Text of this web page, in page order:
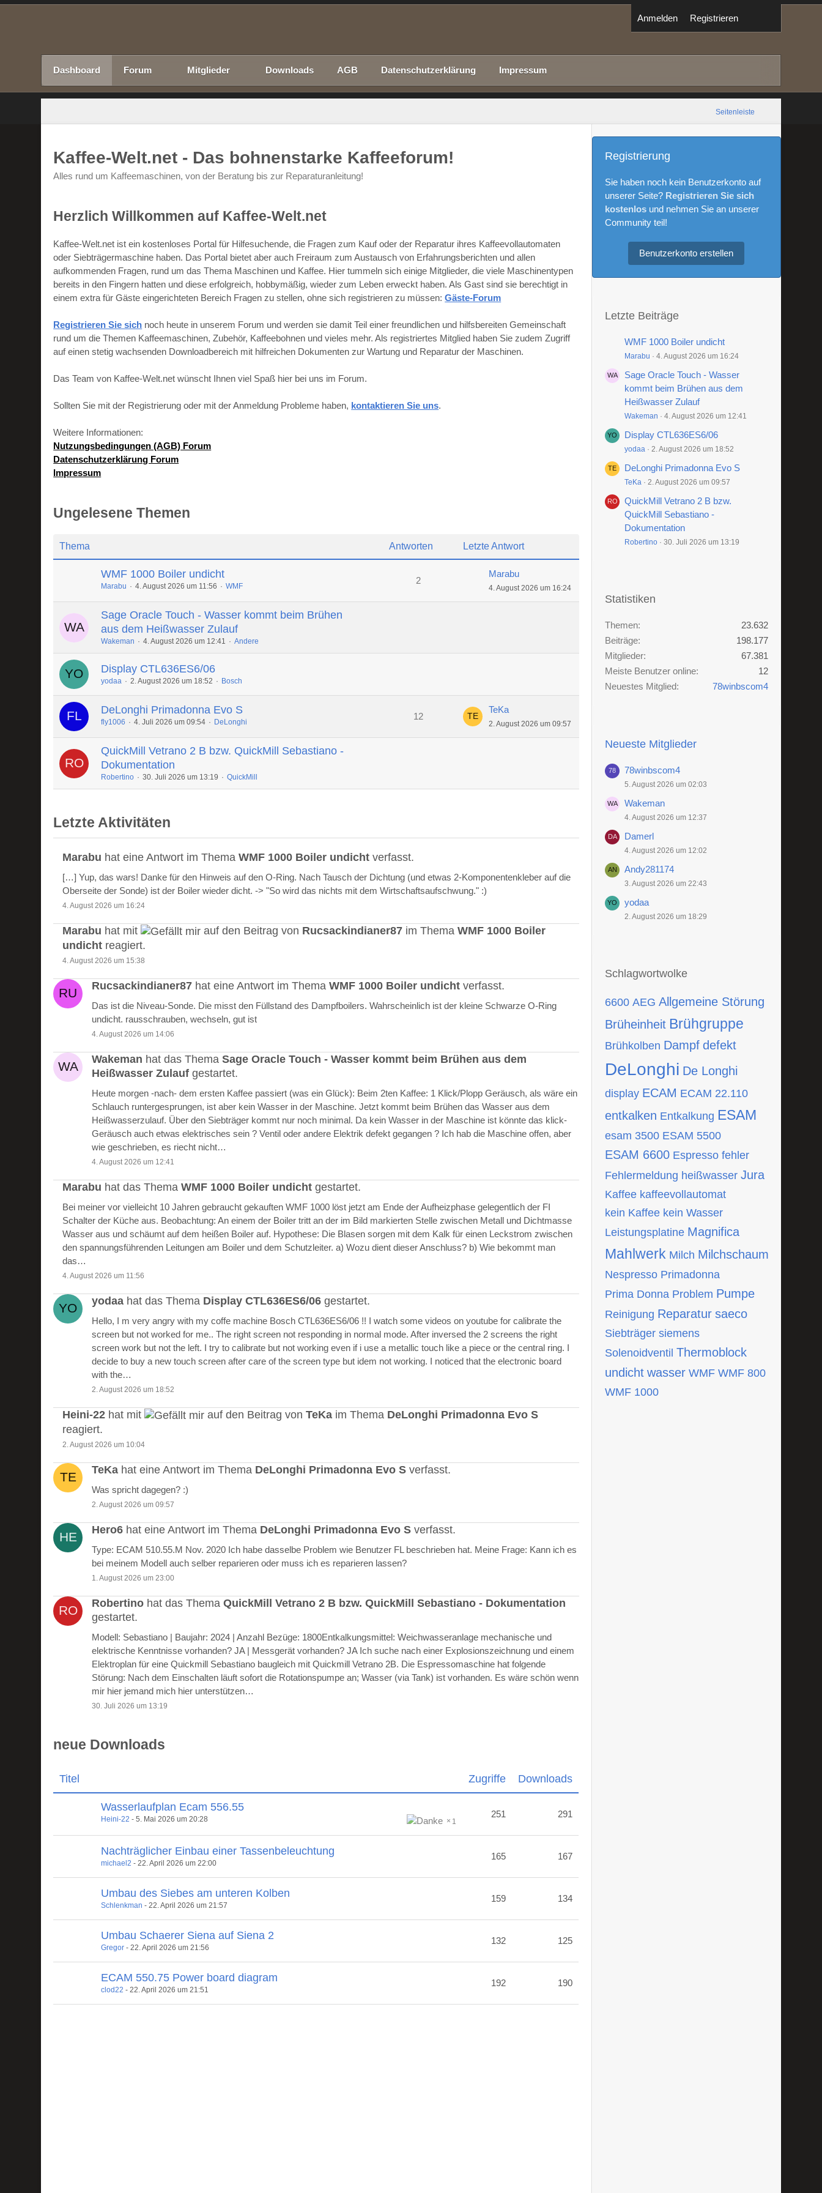
Anmelden Registrieren
Dashboard Forum Mitglieder Downloads AGB Datenschutzerklärung Impressum
Seitenleiste
Kaffee-Welt.net - Das bohnenstarke Kaffeeforum!
Alles rund um Kaffeemaschinen, von der Beratung bis zur Reparaturanleitung!
Herzlich Willkommen auf Kaffee-Welt.net
Kaffee-Welt.net ist ein kostenloses Portal für Hilfesuchende, die Fragen zum Kauf oder der Reparatur ihres Kaffeevollautomaten
oder Siebträgermaschine haben. Das Portal bietet aber auch Freiraum zum Austausch von Erfahrungsberichten und allen
aufkommenden Fragen, rund um das Thema Maschinen und Kaffee. Hier tummeln sich einige Mitglieder, die viele Maschinentypen
bereits in den Fingern hatten und diese erfolgreich, hobbymäßig, wieder zum Leben erweckt haben. Als Gast sind sie berechtigt in
einem extra für Gäste eingerichteten Bereich Fragen zu stellen, ohne sich registrieren zu müssen:Gäste-Forum
Registrieren Sie sich noch heute in unserem Forum und werden sie damit Teil einer freundlichen und hilfsbereiten Gemeinschaft
rund um die Themen Kaffeemaschinen, Zubehör, Kaffeebohnen und vieles mehr. Als registriertes Mitglied haben Sie zudem Zugriff
auf einen stetig wachsenden Downloadbereich mit hilfreichen Dokumenten zur Wartung und Reparatur der Maschinen.
Das Team von Kaffee-Welt.net wünscht Ihnen viel Spaß hier bei uns im Forum.
Sollten Sie mit der Registrierung oder mit der Anmeldung Probleme haben, kontaktieren Sie uns.
Weitere Informationen:
Nutzungsbedingungen (AGB) Forum
Datenschutzerklärung Forum
Impressum
Ungelesene Themen
Thema Antworten Letzte Antwort
WMF 1000 Boiler undicht
Marabu 4. August 2026 um 11:56 WMF
2
Marabu
4. August 2026 um 16:24
Sage Oracle Touch - Wasser kommt beim Brühen
aus dem Heißwasser Zulauf
Wakeman 4. August 2026 um 12:41 Andere
Display CTL636ES6/06
yodaa 2. August 2026 um 18:52 Bosch
DeLonghi Primadonna Evo S
fly1006 4. Juli 2026 um 09:54 DeLonghi
12
TeKa
2. August 2026 um 09:57
QuickMill Vetrano 2 B bzw. QuickMill Sebastiano -
Dokumentation
Robertino 30. Juli 2026 um 13:19 QuickMill
Letzte Aktivitäten
Marabu hat eine Antwort im ThemaWMF 1000 Boiler undicht verfasst.
[…] Yup, das wars! Danke für den Hinweis auf den O-Ring. Nach Tausch der Dichtung (und etwas 2-Komponentenkleber auf die
Oberseite der Sonde) ist der Boiler wieder dicht. -> "So wird das nichts mit dem Wirtschaftsaufschwung." :)
4. August 2026 um 16:24
Marabu hat mit auf den Beitrag von Rucsackindianer87 im ThemaWMF 1000 Boiler
undicht reagiert.
4. August 2026 um 15:38
Rucsackindianer87 hat eine Antwort im ThemaWMF 1000 Boiler undicht verfasst.
Das ist die Niveau-Sonde. Die misst den Füllstand des Dampfboilers. Wahrscheinlich ist der kleine Schwarze O-Ring
undicht. rausschrauben, wechseln, gut ist
4. August 2026 um 14:06
Wakeman hat das ThemaSage Oracle Touch - Wasser kommt beim Brühen aus dem
Heißwasser Zulauf gestartet.
Heute morgen -nach- dem ersten Kaffee passiert (was ein Glück): Beim 2ten Kaffee: 1 Klick/Plopp Geräusch, als wäre ein
Schlauch runtergesprungen, ist aber kein Wasser in der Maschine. Jetzt kommt beim Brühen das Wasser aus dem
Heißwasserzulauf. Über den Siebträger kommt nur noch minimal. Da kein Wasser in der Maschine ist könnte das klick-
Geräusch auch etwas elektrisches sein ? Ventil oder andere Elektrik defekt gegangen ? Ich hab die Maschine offen, aber
wie geschrieben, es riecht nicht…
4. August 2026 um 12:41
Marabu hat das ThemaWMF 1000 Boiler undicht gestartet.
Bei meiner vor vielleicht 10 Jahren gebraucht gekauften WMF 1000 löst jetzt am Ende der Aufheizphase gelegentlich der FI
Schalter der Küche aus. Beobachtung: An einem der Boiler tritt an der im Bild markierten Stelle zwischen Metall und Dichtmasse
Wasser aus und schäumt auf dem heißen Boiler auf. Hypothese: Die Blasen sorgen mit dem Kalk für einen Leckstrom zwischen
den spannungsführenden Leitungen am Boiler und dem Schutzleiter. a) Wozu dient dieser Anschluss? b) Wie bekommt man
das…
4. August 2026 um 11:56
yodaa hat das Thema Display CTL636ES6/06 gestartet.
Hello, I m very angry with my coffe machine Bosch CTL636ES6/06 !! I watch some videos on youtube for calibrate the
screen but not worked for me.. The right screen not responding in normal mode. After inversed the 2 screens the right
screen work but not the left. I try to calibrate but not working even if i use a metallic touch like a piece or the central ring. I
decide to buy a new touch screen after care of the screen type but idem not working. I noticed that the electronic board
with the…
2. August 2026 um 18:52
Heini-22 hat mit auf den Beitrag vonTeKa im Thema DeLonghi Primadonna Evo S
reagiert.
2. August 2026 um 10:04
TeKa hat eine Antwort im Thema DeLonghi Primadonna Evo S verfasst.
Was spricht dagegen? :)
2. August 2026 um 09:57
Hero6 hat eine Antwort im Thema DeLonghi Primadonna Evo S verfasst.
Type: ECAM 510.55.M Nov. 2020 Ich habe dasselbe Problem wie Benutzer FL beschrieben hat. Meine Frage: Kann ich es
bei meinem Modell auch selber reparieren oder muss ich es reparieren lassen?
1. August 2026 um 23:00
Robertino hat das ThemaQuickMill Vetrano 2 B bzw. QuickMill Sebastiano - Dokumentation
gestartet.
Modell: Sebastiano | Baujahr: 2024 | Anzahl Bezüge: 1800Entkalkungsmittel: Weichwasseranlage mechanische und
elektrische Kenntnisse vorhanden? JA | Messgerät vorhanden? JA Ich suche nach einer Explosionszeichnung und einem
Elektroplan für eine Quickmill Sebastiano baugleich mit Quickmill Vetrano 2B. Die Espressomaschine hat folgende
Störung: Nach dem Einschalten läuft sofort die Rotationspumpe an; Wasser (via Tank) ist vorhanden. Es wäre schön wenn
mir hier jemand mich hier unterstützen…
30. Juli 2026 um 13:19
neue Downloads
Titel Zugriffe Downloads
Wasserlaufplan Ecam 556.55
1
Heini-22 -5. Mai 2026 um 20:28 251 291
Nachträglicher Einbau einer Tassenbeleuchtung
michael2 -22. April 2026 um 22:00
165 167
Umbau des Siebes am unteren Kolben
Schlenkman -22. April 2026 um 21:57
159 134
Umbau Schaerer Siena auf Siena 2
Gregor -22. April 2026 um 21:56
132 125
ECAM 550.75 Power board diagram
clod22 -22. April 2026 um 21:51
192 190
Registrierung
Sie haben noch kein Benutzerkonto auf
unserer Seite? Registrieren Sie sich
kostenlosund nehmen Sie an unserer
Community teil!
Benutzerkonto erstellen
Letzte Beiträge
WMF 1000 Boiler undicht
Marabu 4. August 2026 um 16:24
Sage Oracle Touch - Wasser
kommt beim Brühen aus dem
Heißwasser Zulauf
Wakeman 4. August 2026 um 12:41
Display CTL636ES6/06
yodaa 2. August 2026 um 18:52
DeLonghi Primadonna Evo S
TeKa 2. August 2026 um 09:57
QuickMill Vetrano 2 B bzw.
QuickMill Sebastiano -
Dokumentation
Robertino 30. Juli 2026 um 13:19
Statistiken
Themen
23.632
Beiträge
198.177
Mitglieder
67.381
Meiste Benutzer online
12
Neuestes Mitglied
78winbscom4
Neueste Mitglieder
78winbscom4
5. August 2026 um 02:03
Wakeman
4. August 2026 um 12:37
Damerl
4. August 2026 um 12:02
Andy281174
3. August 2026 um 22:43
yodaa
2. August 2026 um 18:29
Schlagwortwolke
6600 AEG Allgemeine Störung
Brüheinheit Brühgruppe
Brühkolben Dampf defekt
DeLonghi De Longhi
display ECAM ECAM 22.110
entkalken Entkalkung ESAM
esam 3500 ESAM 5500
ESAM 6600 Espresso fehler
Fehlermeldung heißwasser Jura
Kaffee kaffeevollautomat
kein Kaffee kein Wasser
Leistungsplatine Magnifica
Mahlwerk Milch Milchschaum
Nespresso Primadonna
Prima Donna Problem Pumpe
Reinigung Reparatur saeco
Siebträger siemens
Solenoidventil Thermoblock
undicht wasser WMF WMF 800
WMF 1000